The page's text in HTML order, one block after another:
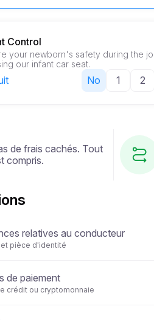
Control
your newborn's safety during the
our infant car seat.
No 1 2
de frais cachés. Tout
compris.
relatives au conducteur
et pièce d'identité
doit être âgé d'au moins 23
carte d'identité nationale) est
titulaire d'un permis de
de paiement
crédit ou cryptomonnaie
pour la location de véhicules